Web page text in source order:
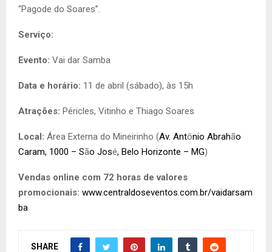
“Pagode do Soares”.
Serviço:
Evento: Vai dar Samba
Data e horário: 11 de abril (sábado), às 15h
Atrações: Péricles, Vitinho e Thiago Soares
Local: Área Externa do Mineirinho (Av. Antônio Abrahão
Caram, 1000 – São José, Belo Horizonte – MG)
Vendas online com 72 horas de valores
promocionais: www.centraldoseventos.com.br/vaidarsam
ba
SHARE